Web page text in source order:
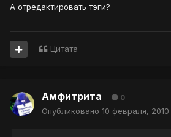
А отредактировать тэги?
Цитата
Амфитрита 0
Опубликовано 10 февраля, 2010